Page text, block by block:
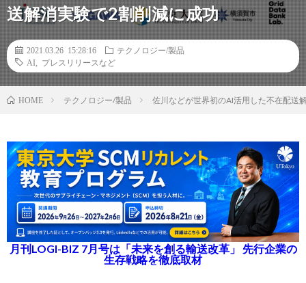
送解消実験で2割削減に成功
2021.03.26 15:28:16
テクノロジー/製品
AI
プレスリリースなど
HOME テクノロジー/製品 佐川などが世界初のAI活用した不在配送
月刊LOGI-BIZ 7月号は「未来を創る輸送改革」 先行企業の
生存戦略を徹底取材